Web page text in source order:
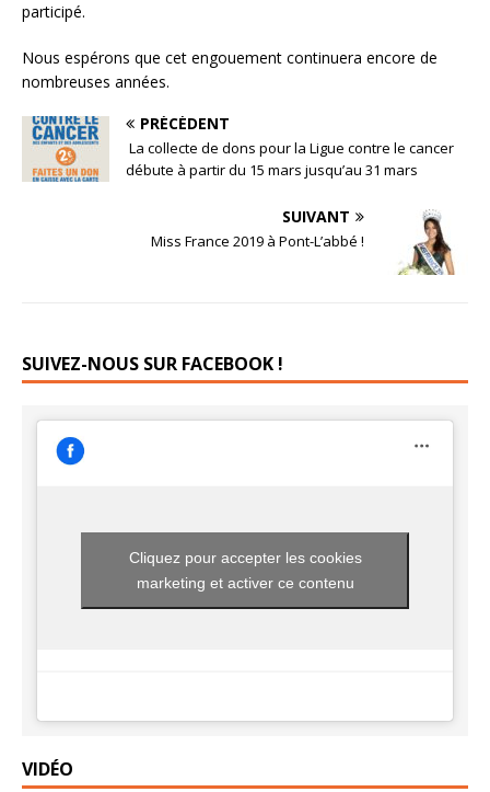
participé.
Nous espérons que cet engouement continuera encore de
nombreuses années.
PRÉCÉDENT
La collecte de dons pour la Ligue contre le cancer
débute à partir du 15 mars jusqu’au 31 mars
SUIVANT
Miss France 2019 à Pont-L’abbé !
SUIVEZ-NOUS SUR FACEBOOK !
Cliquez pour accepter les cookies
marketing et activer ce contenu
VIDÉO